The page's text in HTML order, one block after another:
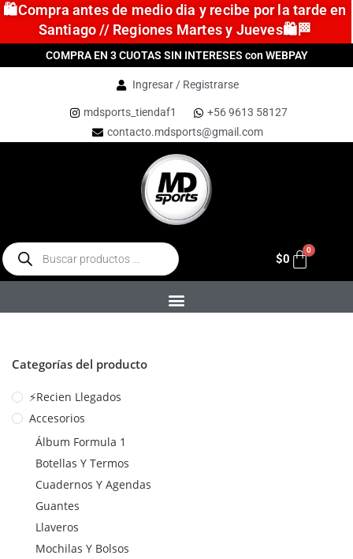
🛍️Compra antes de medio dia y recibe por la tarde en
Santiago // Regiones Martes y Jueves🛍️🏁
COMPRA EN 3 CUOTAS SIN INTERESES con WEBPAY
Ingresar / Registrarse
mdsports_tiendaf1
+56 9613 58127
contacto.mdsports@gmail.com
$0
Categorías del producto
⚡Recien Llegados
Accesorios
Álbum Formula 1
Botellas Y Termos
Cuadernos Y Agendas
Guantes
Llaveros
Mochilas Y Bolsos